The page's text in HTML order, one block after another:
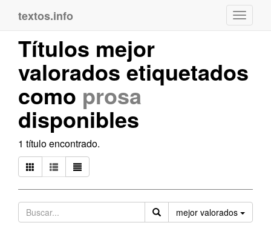
textos.info
Títulos mejor
valorados etiquetados
como prosa
disponibles
1 título encontrado.
mejor valorados